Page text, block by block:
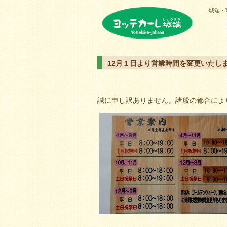
城端・
12月１日より営業時間を変更いたし
誠に申し訳ありません。諸般の都合に